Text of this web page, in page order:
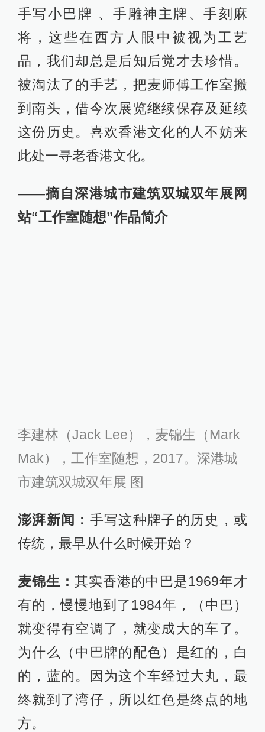
手写小巴牌 、手雕神主牌、手刻麻
将，这些在西方人眼中被视为工艺
品，我们却总是后知后觉才去珍惜。
被淘汰了的手艺，把麦师傅工作室搬
到南头，借今次展览继续保存及延续
这份历史。喜欢香港文化的人不妨来
此处一寻老香港文化。
——摘自深港城市建筑双城双年展网
站“工作室随想”作品简介
李建林（Jack Lee），麦锦生（Mark
Mak），工作室随想，2017。深港城
市建筑双城双年展 图
澎湃新闻： 手写这种牌子的历史，或
传统，最早从什么时候开始？
麦锦生： 其实香港的中巴是1969年才
有的，慢慢地到了1984年，（中巴）
就变得有空调了，就变成大的车了。
为什么（中巴牌的配色）是红的，白
的，蓝的。因为这个车经过大丸，最
终就到了湾仔，所以红色是终点的地
方。